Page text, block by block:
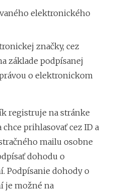
elektronického
značky, cez
základe podpísanej
o elektronickom
registruje na stránke
prihlasovať cez ID a
mailu osobne
dohodu o
Podpísanie dohody o
je možné na